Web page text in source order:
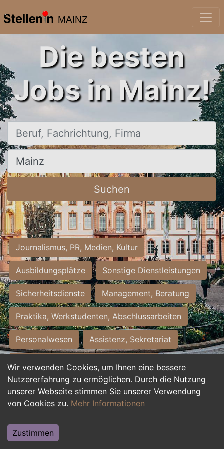
MAINZ
Wir verwenden Cookies, um Ihnen eine bessere
Nutzererfahrung zu ermöglichen. Durch die Nutzung
unserer Webseite stimmen Sie unserer Verwendung
von Cookies zu. Mehr Informationen
Zustimmen
Die besten
Jobs in Mainz!
Beruf, Fachrichtung, Firma
Ort, Stadt
Suchen
Journalismus, PR, Medien, Kultur
Ausbildungsplätze Sonstige Dienstleistungen
Sicherheitsdienste Management, Beratung
Praktika, Werkstudenten, Abschlussarbeiten
Personalwesen Assistenz, Sekretariat
Hilfskräfte, Aushilfs- und Nebenjobs
Einkauf, Logistik, Materialwirtschaft
Weiterbildung, Studium, duale Ausbildung
Tourismus